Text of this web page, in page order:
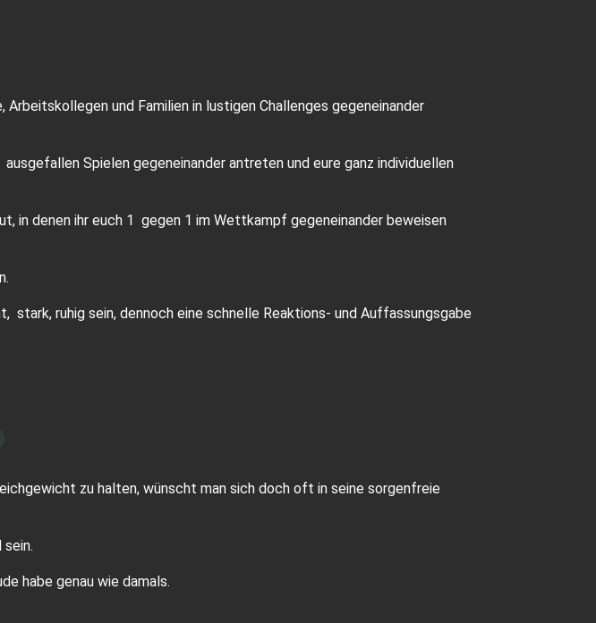
und Familien in lustigen Challenges gegeneinander
Spielen gegeneinander antreten und eure ganz individuellen
in denen ihr euch 1 gegen 1 im Wettkampf gegeneinander beweisen
ruhig sein, dennoch eine schnelle Reaktions- und Auffassungsgabe
zu halten, wünscht man sich doch oft in seine sorgenfreie
sein.
habe genau wie damals.